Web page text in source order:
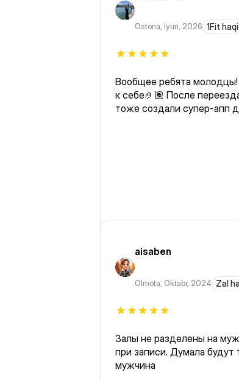
Ostona, Iyun, 2026 1Fit
Вообщее ребята
к себе🤌🏽 После переезда очень обрадовалась что у нас
тоже создали супер-апп
aisaben
Olmota, Oktabr, 2024 Zal
Залы не разделены на
при записи. Думала
мужчина